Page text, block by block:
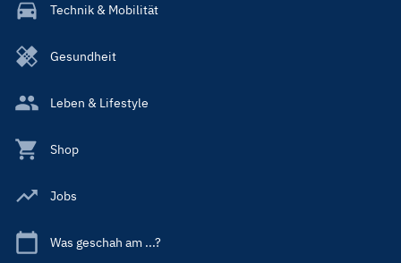
Technik & Mobilität
Gesundheit
Leben & Lifestyle
Shop
Jobs
Was geschah am ...?